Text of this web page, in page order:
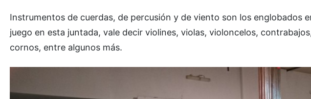
Instrumentos de cuerdas, de percusión y de viento son los englobados
juego en esta juntada, vale decir violines, violas, violoncelos,
cornos, entre algunos más.